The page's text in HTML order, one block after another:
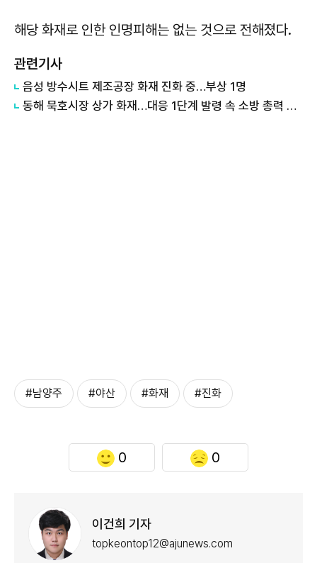
해당 화재로 인한 인명피해는 없는 것으로 전해졌다.
관련기사
음성 방수시트 제조공장 화재 진화 중…부상 1명
동해 묵호시장 상가 화재…대응 1단계 발령 속 소방 총력 진화
#남양주 #야산 #화재 #진화
0 0
이건희 기자
topkeontop12@ajunews.com